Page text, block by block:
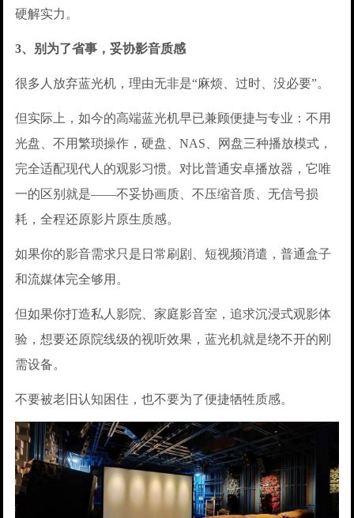
硬解实力。
3、别为了省事，妥协影音质感
很多人放弃蓝光机，理由无非是“麻烦、过时、没必要”。
但实际上，如今的高端蓝光机早已兼顾便捷与专业：不用
光盘、不用繁琐操作，硬盘、NAS、网盘三种播放模式，
完全适配现代人的观影习惯。对比普通安卓播放器，它唯
一的区别就是——不妥协画质、不压缩音质、无信号损
耗，全程还原影片原生质感。
如果你的影音需求只是日常刷剧、短视频消遣，普通盒子
和流媒体完全够用。
但如果你打造私人影院、家庭影音室，追求沉浸式观影体
验，想要还原院线级的视听效果，蓝光机就是绕不开的刚
需设备。
不要被老旧认知困住，也不要为了便捷牺牲质感。